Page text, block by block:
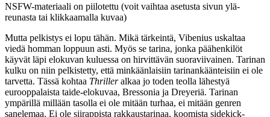
NSFW-materiaali on piilotettu (voit vaihtaa asetusta sivun ylä­
reunasta tai klikkaamalla kuvaa)
Mutta pelkistys ei lopu tähän. Mikä tärkeintä, Vibenius uskaltaa
viedä homman loppuun asti. Myös se tarina, jonka päähenkilöt
käyvät läpi elokuvan kuluessa on hirvittävän suoraviivainen. Tarinan
kulku on niin pelkistetty, että minkäänlaisiin tarinankäänteisiin ei ole
tarvetta. Tässä kohtaa Thrilleralkaa jo toden teolla lähestyä
eurooppalaista taide-elokuvaa, Bressonia ja Dreyeriä. Tarinan
ympärillä millään tasolla ei ole mitään turhaa, ei mitään genren
sanelemaa. Ei ole siirappista rakkaustarinaa, koomista sidekick-